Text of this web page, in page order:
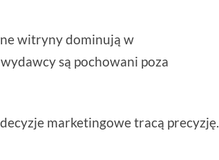
witryny dominują w
są pochowani poza
marketingowe tracą precyzję.